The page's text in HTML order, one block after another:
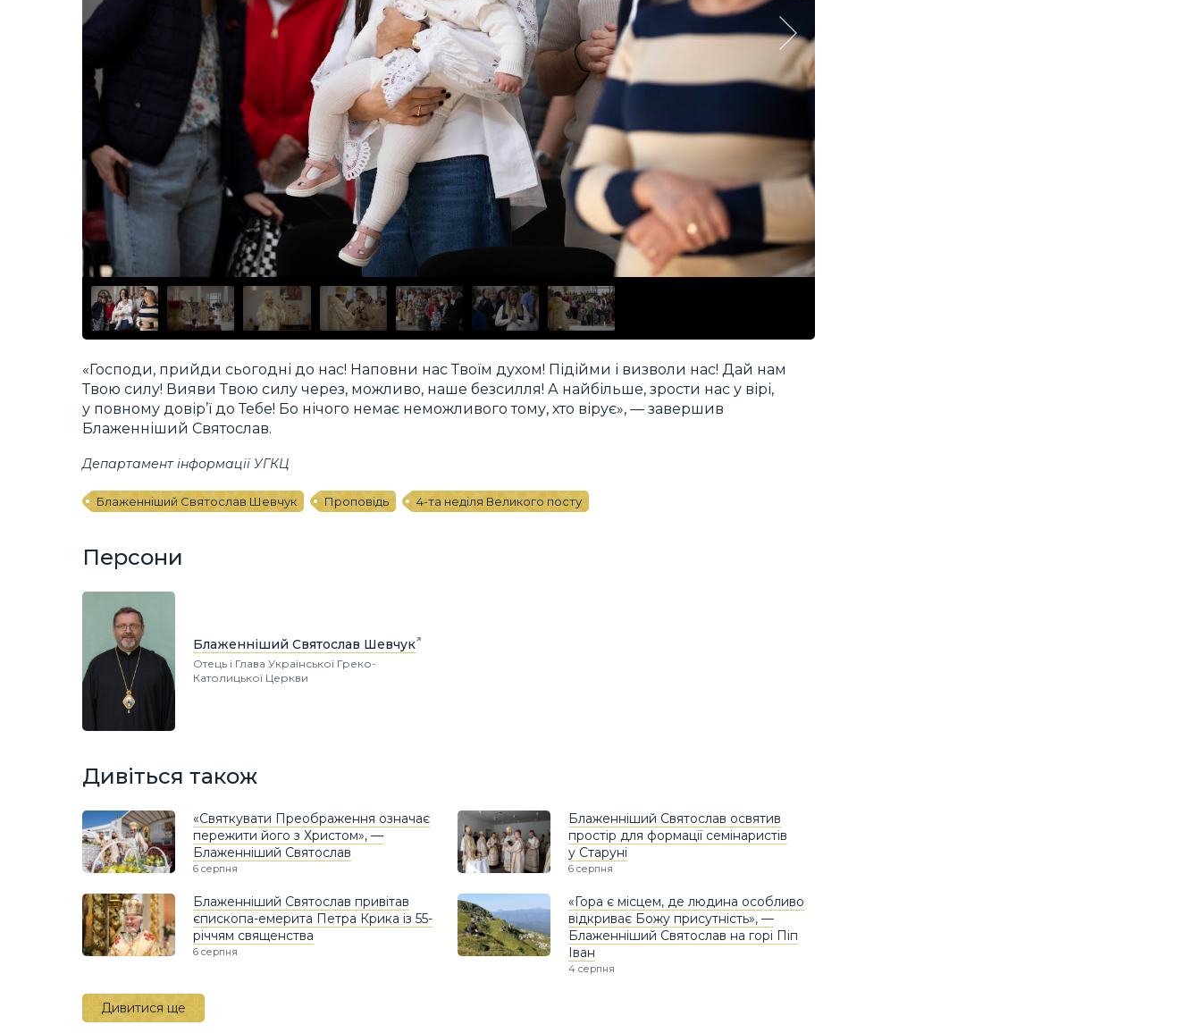
«Господи, прийди сьогодні до нас! Наповни нас Твоїм духом! Підійми і визволи нас! Дай нам
Твою силу! Вияви Твою силу через, можливо, наше безсилля! А найбільше, зрости нас у вірі,
у повному довір’ї до Тебе! Бо нічого немає неможливого тому, хто вірує», — завершив
Блаженніший Святослав.
Департамент інформації УГКЦ
Блаженніший Святослав Шевчук Проповідь 4-та неділя Великого посту
Персони
Блаженніший Святослав Шевчук
Отець і Глава Української Греко-
Католицької Церкви
Дивіться також
«Святкувати Преображення означає
пережити його з Христом», —
Блаженніший Святослав
6 серпня
Блаженніший Святослав освятив
простір для формації семінаристів
у Старуні
6 серпня
Блаженніший Святослав привітав
єпископа-емерита Петра Крика із 55-
річчям священства
6 серпня
«Гора є місцем, де людина особливо
відкриває Божу присутність», —
Блаженніший Святослав на горі Піп
Іван
4 серпня
Дивитися ще